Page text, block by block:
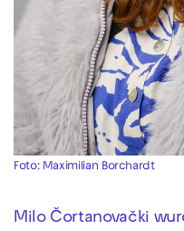
Foto: Maximilian Borchardt
Milo Čortanovački